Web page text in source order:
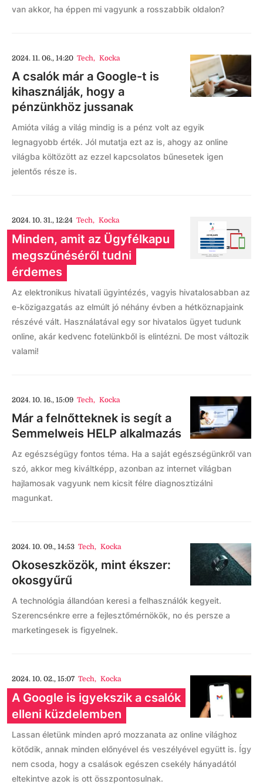
van akkor, ha éppen mi vagyunk a rosszabbik oldalon?
2024. 11. 06., 14:20 Tech, Kocka
A csalók már a Google-t is
kihasználják, hogy a
pénzünkhöz jussanak
Amióta világ a világ mindig is a pénz volt az egyik
legnagyobb érték. Jól mutatja ezt az is, ahogy az online
világba költözött az ezzel kapcsolatos bűnesetek igen
jelentős része is.
2024. 10. 31., 12:24 Tech, Kocka
Minden, amit az Ügyfélkapu
megszűnéséről tudni
érdemes
Az elektronikus hivatali ügyintézés, vagyis hivatalosabban az
e-közigazgatás az elmúlt jó néhány évben a hétköznapjaink
részévé vált. Használatával egy sor hivatalos ügyet tudunk
online, akár kedvenc fotelünkből is elintézni. De most változik
valami!
2024. 10. 16., 15:09 Tech, Kocka
Már a felnőtteknek is segít a
Semmelweis HELP alkalmazás
Az egészségügy fontos téma. Ha a saját egészségünkről van
szó, akkor meg kiváltképp, azonban az internet világban
hajlamosak vagyunk nem kicsit félre diagnosztizálni
magunkat.
2024. 10. 09., 14:53 Tech, Kocka
Okoseszközök, mint ékszer:
okosgyűrű
A technológia állandóan keresi a felhasználók kegyeit.
Szerencsénkre erre a fejlesztőmérnökök, no és persze a
marketingesek is figyelnek.
2024. 10. 02., 15:07 Tech, Kocka
A Google is igyekszik a csalók
elleni küzdelemben
Lassan életünk minden apró mozzanata az online világhoz
kötődik, annak minden előnyével és veszélyével együtt is. Így
nem csoda, hogy a csalások egészen csekély hányadától
eltekintve azok is ott összpontosulnak.